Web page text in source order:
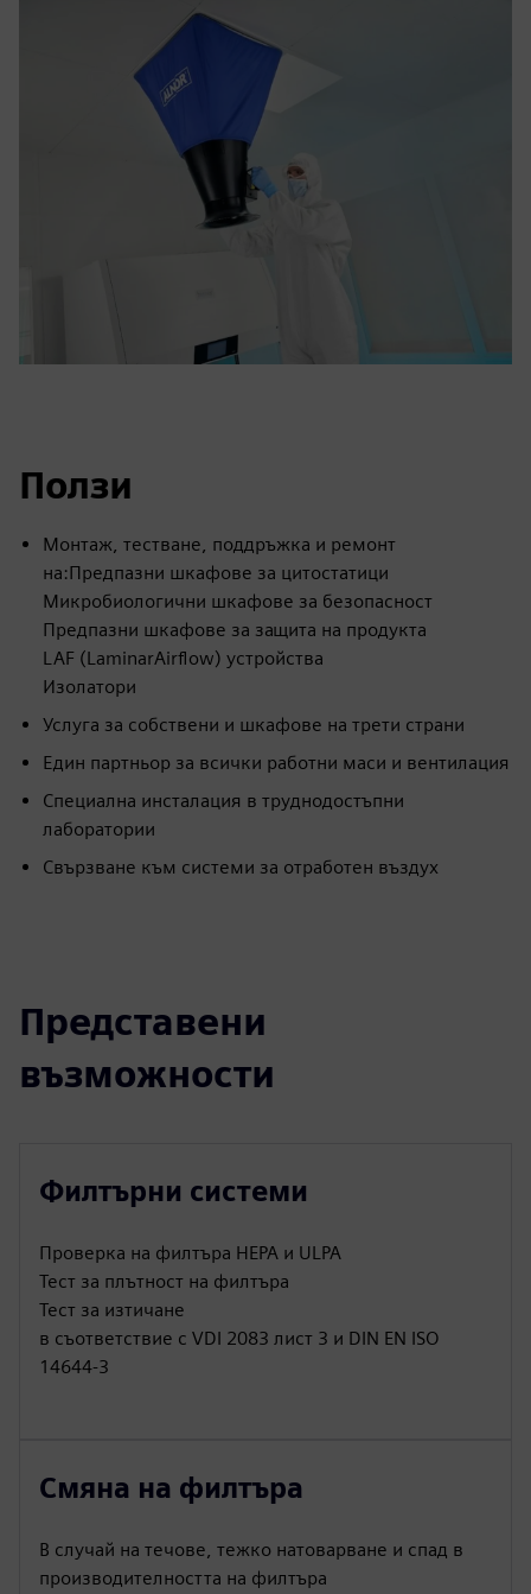
Ползи
Монтаж, тестване, поддръжка и ремонт
на:Предпазни шкафове за цитостатици
Микробиологични шкафове за безопасност
Предпазни шкафове за защита на продукта
LAF (LaminarAirflow) устройства
Изолатори
Услуга за собствени и шкафове на трети страни
Един партньор за всички работни маси и вентилация
Специална инсталация в труднодостъпни
лаборатории
Свързване към системи за отработен въздух
Представени
възможности
Филтърни системи
Проверка на филтъра HEPA и ULPA
Тест за плътност на филтъра
Тест за изтичане
в съответствие с VDI 2083 лист 3 и DIN EN ISO
14644-3
Смяна на филтъра
В случай на течове, тежко натоварване и спад в
производителността на филтъра